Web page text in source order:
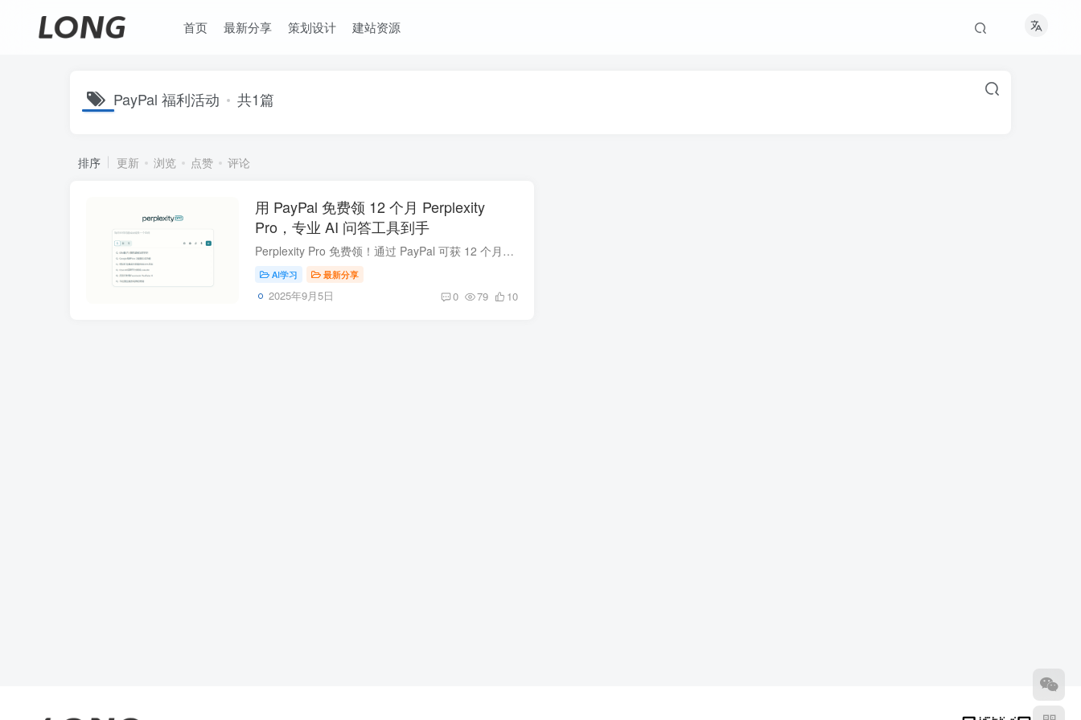
首页 最新分享 策划设计 建站资源
PayPal 福利活动 共1篇
排序 更新 浏览 点赞 评论
用 PayPal 免费领 12 个月 Perplexity
Pro，专业 AI 问答工具到手
Perplexity Pro 免费领！通过 PayPal 可获 12 个月专业版订阅（价值 240 美元），无广告 + 精准来源检索。附注册授权步骤、中国区 PayPal 适用指南，及避免自动扣费的取消教程。Perplexity.ai ...
AI学习 最新分享
2025年9月5日 0 79 10